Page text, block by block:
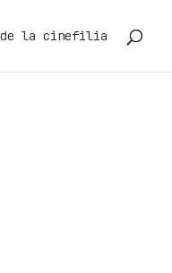
de la cinefilia